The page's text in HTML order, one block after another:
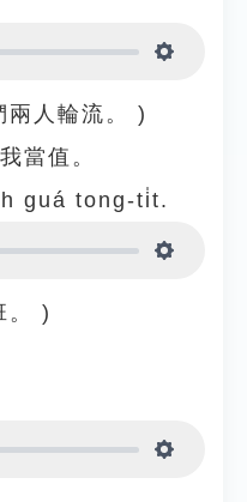
兩人輪流。 )
當值。
guá tong-ti̍t.
。 )